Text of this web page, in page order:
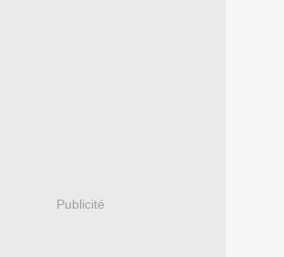
Publicité